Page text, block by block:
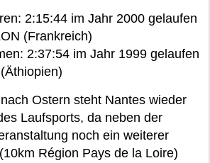
2:15:44 im Jahr 2000 gelaufen
(Frankreich)
2:37:54 im Jahr 1999 gelaufen
Ostern steht Nantes wieder
Laufsports, da neben der
noch ein weiterer
Région Pays de la Loire)